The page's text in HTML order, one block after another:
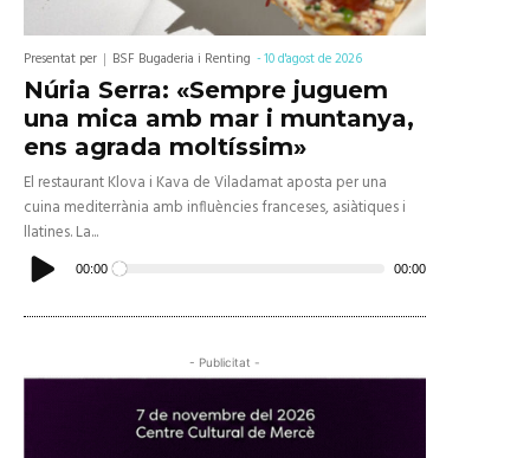
Presentat per BSF Bugaderia i Renting -10 d'agost de 2026
Núria Serra: «Sempre juguem
una mica amb mar i muntanya,
ens agrada moltíssim»
El restaurant Klova i Kava de Viladamat aposta per una
cuina mediterrània amb influències franceses, asiàtiques i
llatines. La...
Reproductor
d'àudio00:00 00:00
- Publicitat -